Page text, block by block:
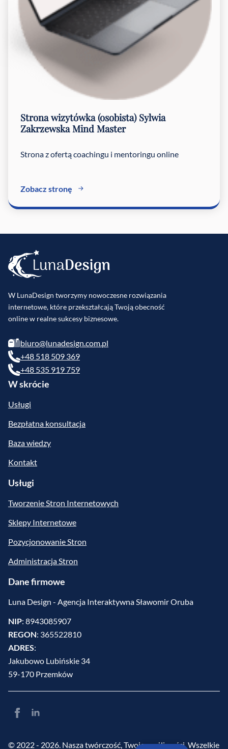
Strona wizytówka (osobista) Sylwia
Zakrzewska Mind Master
Strona z ofertą coachingu i mentoringu online
Zobacz stronę
W LunaDesign tworzymy nowoczesne rozwiązania
internetowe, które przekształcają Twoją obecność
online w realne sukcesy biznesowe.
biuro@lunadesign.com.pl
+48 518 509 369
+48 535 919 759
W skrócie
Usługi
Bezpłatna konsultacja
Baza wiedzy
Kontakt
Usługi
Tworzenie Stron Internetowych
Sklepy Internetowe
Pozycjonowanie Stron
Administracja Stron
Dane firmowe
Luna Design - Agencja Interaktywna Sławomir Oruba
NIP: 8943085907
REGON: 365522810
ADRES:
Jakubowo Lubińskie 34
59-170 Przemków
© 2022 - 2026. Nasza twórczość, Twoje możliwości. Wszelkie